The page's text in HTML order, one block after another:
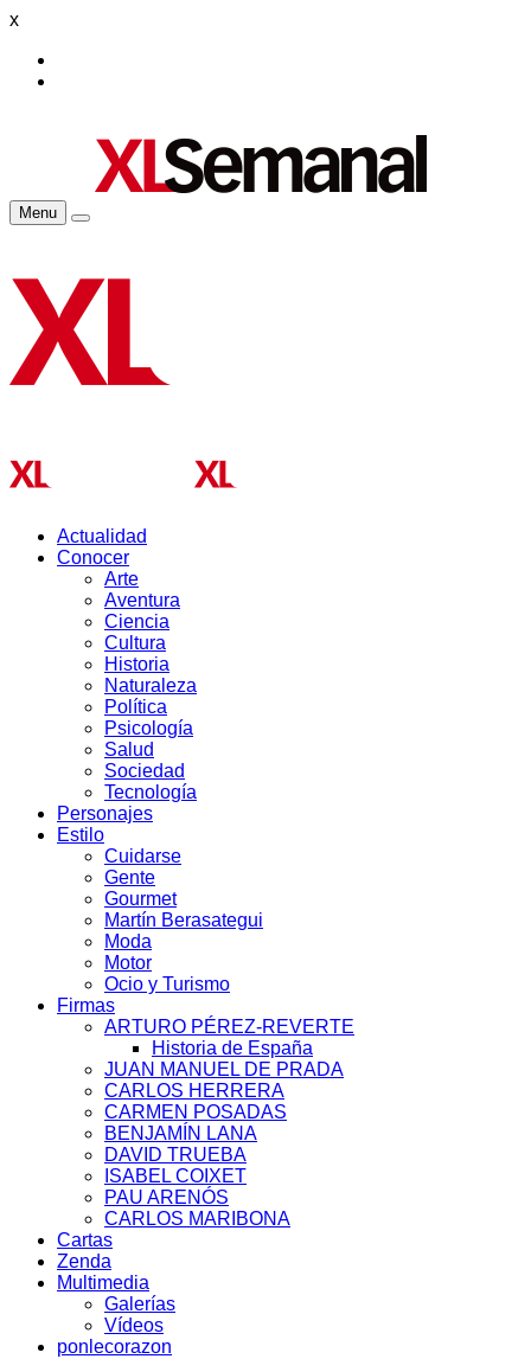
x
Menu
Actualidad
Conocer
Arte
Aventura
Ciencia
Cultura
Historia
Naturaleza
Política
Psicología
Salud
Sociedad
Tecnología
Personajes
Estilo
Cuidarse
Gente
Gourmet
Martín Berasategui
Moda
Motor
Ocio y Turismo
Firmas
ARTURO PÉREZ-REVERTE
Historia de España
JUAN MANUEL DE PRADA
CARLOS HERRERA
CARMEN POSADAS
BENJAMÍN LANA
DAVID TRUEBA
ISABEL COIXET
PAU ARENÓS
CARLOS MARIBONA
Cartas
Zenda
Multimedia
Galerías
Vídeos
ponlecorazon